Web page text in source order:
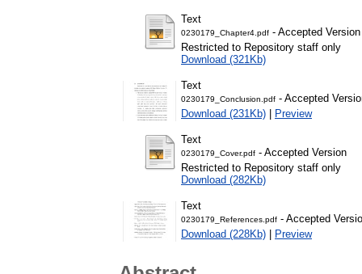
Text
0230179_Chapter4.pdf - Accepted Version
Restricted to Repository staff only
Download (321Kb)
Text
0230179_Conclusion.pdf - Accepted
Download (231Kb) | Preview
Text
0230179_Cover.pdf - Accepted Version
Restricted to Repository staff only
Download (282Kb)
Text
0230179_References.pdf - Accepted
Download (228Kb) | Preview